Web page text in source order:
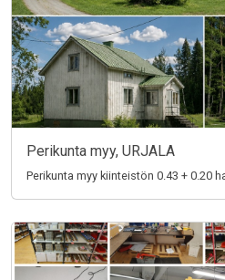
Perikunta myy, URJALA
Perikunta myy kiinteistön 0.43 + 0.20